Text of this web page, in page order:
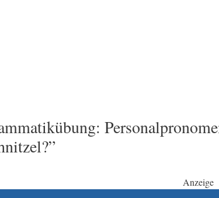
Anzeige